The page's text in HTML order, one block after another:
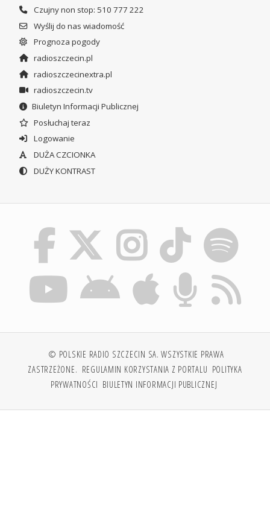
Czujny non stop: 510 777 222
Wyślij do nas wiadomość
Prognoza pogody
radioszczecin.pl
radioszczecinextra.pl
radioszczecin.tv
Biuletyn Informacji Publicznej
Posłuchaj teraz
Logowanie
DUŻA CZCIONKA
DUŻY KONTRAST
© POLSKIE RADIO SZCZECIN SA. WSZYSTKIE PRAWA
ZASTRZEŻONE. REGULAMIN KORZYSTANIA Z PORTALU POLITYKA
PRYWATNOŚCI BIULETYN INFORMACJI PUBLICZNEJ